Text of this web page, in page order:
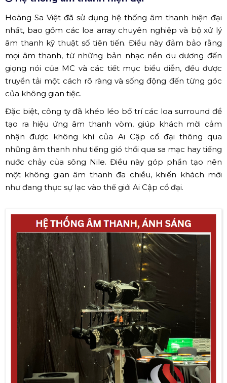
Hoàng Sa Việt đã sử dụng hệ thống âm thanh hiện đại
nhất, bao gồm các loa array chuyên nghiệp và bộ xử lý
âm thanh kỹ thuật số tiên tiến. Điều này đảm bảo rằng
mọi âm thanh, từ những bản nhạc nền du dương đến
giọng nói của MC và các tiết mục biểu diễn, đều được
truyền tải một cách rõ ràng và sống động đến từng góc
của không gian tiệc.
Đặc biệt, công ty đã khéo léo bố trí các loa surround để
tạo ra hiệu ứng âm thanh vòm, giúp khách mời cảm
nhận được không khí của Ai Cập cổ đại thông qua
những âm thanh như tiếng gió thổi qua sa mạc hay tiếng
nước chảy của sông Nile. Điều này góp phần tạo nên
một không gian âm thanh đa chiều, khiến khách mời
như đang thực sự lạc vào thế giới Ai Cập cổ đại.